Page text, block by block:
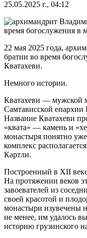
25.05.2025 г., 04:12
22 мая 2025 года,
братии во время
Кватахеви.
Немного истории.
Кватахеви — мужской
Самтависской
Название Кватахеви
«квата» — камень и
монастыря понятно
комплекс
Картли.
Построенный в XII
На протяжении веков
завоевателей из
своей красотой и
монастыри изувечены
не менее, им удалось
историю грузинского